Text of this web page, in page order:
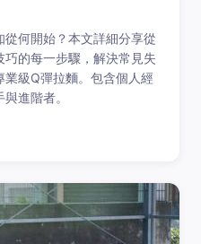
何開始？本文詳細分享從
的每一步驟，解決常見失
級Q彈拉麵。包含個人經
進階者。